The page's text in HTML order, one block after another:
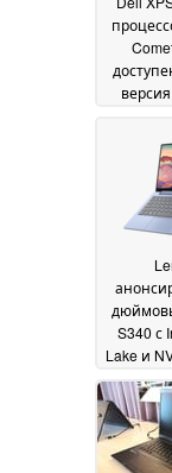
S340 с
Lake и
04